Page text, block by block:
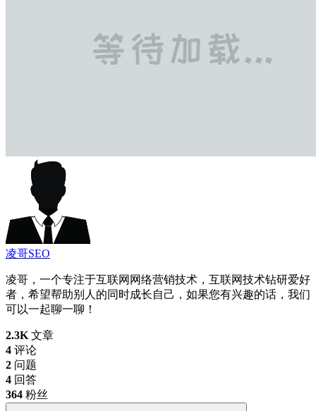
凌哥SEO
凌哥，一个专注于互联网网络营销技术，互联网技术钻研爱好
者，希望帮助别人的同时成长自己，如果您有兴趣的话，我们
可以一起聊一聊！
2.3K 文章
4 评论
2 问题
4 回答
364 粉丝